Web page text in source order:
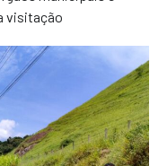
visitação